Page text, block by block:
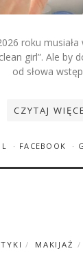
1 KOMENTARZ
roku
girl”. Ale by
od słowa
CZYTAJ
FACEBOOK
MAKIJAŻ